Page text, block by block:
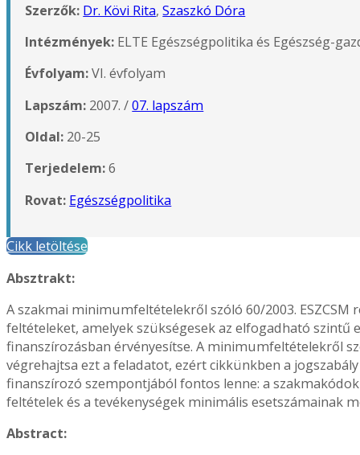
Szerzők: Dr. Kövi Rita,Szaszkó Dóra
Intézmények: ELTE Egészségpolitika és Egészség-
Évfolyam:VI. évfolyam
Lapszám: 2007. /07. lapszám
Oldal: 20-25
Terjedelem:6
Rovat: Egészségpolitika
Cikk letöltése
Absztrakt:
A szakmai minimumfeltételekről szóló 60/2003.
feltételeket, amelyek szükségesek az elfogadható szintű
finanszírozásban érvényesítse. A minimumfeltételekről
végrehajtsa ezt a feladatot, ezért cikkünkben a
finanszírozó szempontjából fontos lenne: a
feltételek és a tevékenységek minimális esetszámainak
Abstract: